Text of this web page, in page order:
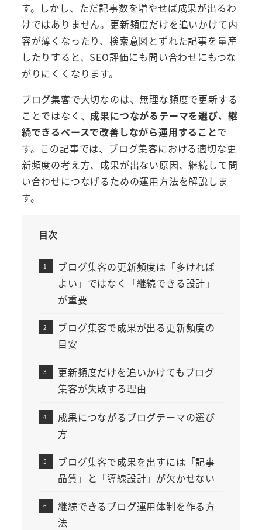
す。しかし、ただ記事数を増やせば成果が出るわ
けではありません。更新頻度だけを追いかけて内
容が薄くなったり、検索意図とずれた記事を量産
したりすると、SEO評価にも問い合わせにもつな
がりにくくなります。
ブログ集客で大切なのは、無理な頻度で更新する
ことではなく、 成果につながるテーマを選び、継
続できるペースで改善しながら運用することで
す。この記事では、ブログ集客における適切な更
新頻度の考え方、成果が出ない原因、継続して問
い合わせにつなげるための運用方法を解説しま
す。
目次
ブログ集客の更新頻度は「多ければ
よい」ではなく「継続できる設計」
が重要
ブログ集客で成果が出る更新頻度の
目安
更新頻度だけを追いかけてもブログ
集客が失敗する理由
成果につながるブログテーマの選び
方
ブログ集客で成果を出すには「記事
品質」と「導線設計」が欠かせない
継続できるブログ運用体制を作る方
法